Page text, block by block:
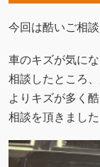
今回は酷いご相
車のキズが気に
相談したところ
よりキズが多く
相談を頂きました